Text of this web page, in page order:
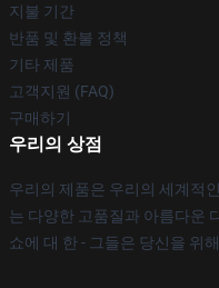
지불 기간
반품 및 환불 정책
기타 제품
고객지원 (FAQ)
구매하기
우리의 상점
우리의 제품은 우리의 세계적
는 다양한 고품질과 아름다운
쇼에 대 한 - 그들은 당신을 위해.